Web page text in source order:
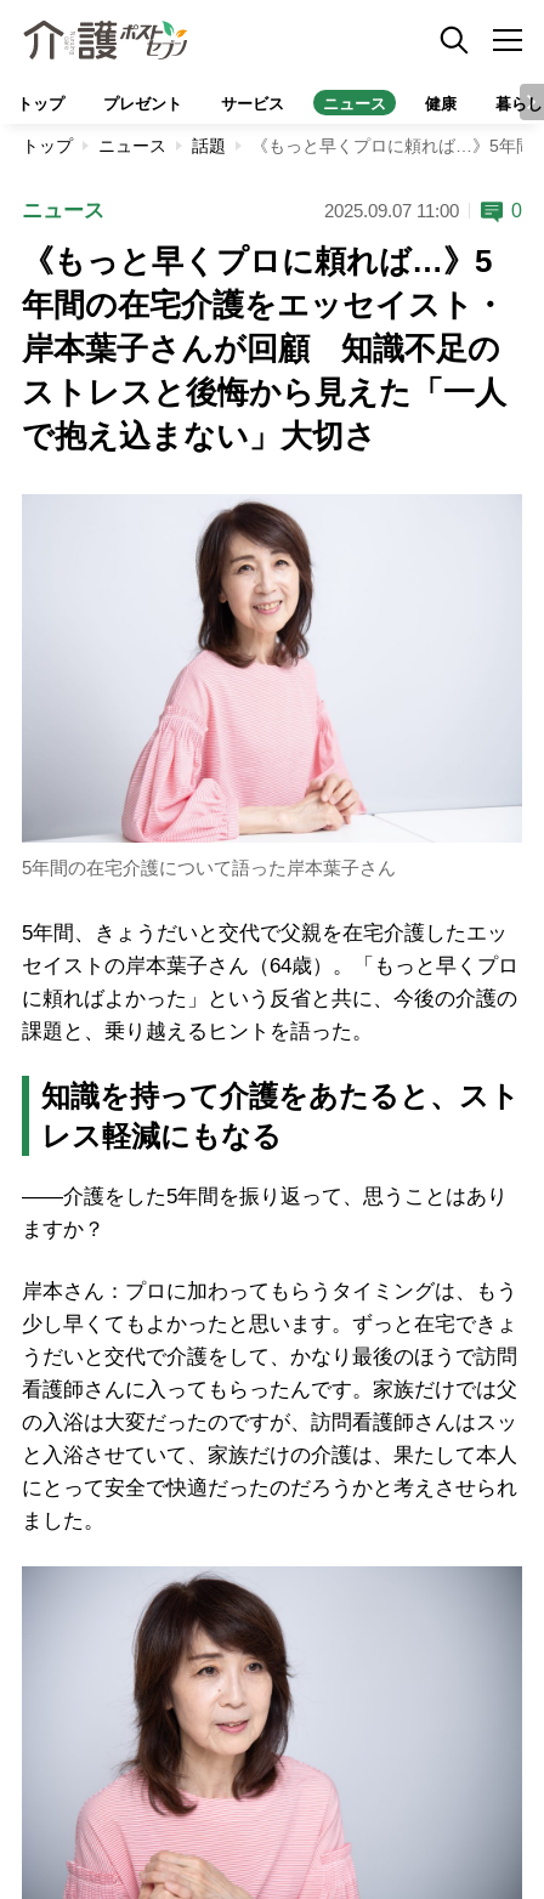
トップ プレゼント サービス ニュース 健康 暮らし
トップ ニュース 話題 《もっと早くプロに頼れば…》5年
ニュース 2025.09.07 11:00 0
《もっと早くプロに頼れば…》5
年間の在宅介護をエッセイスト・
岸本葉子さんが回顧 知識不足の
ストレスと後悔から見えた「一人
で抱え込まない」大切さ
5年間の在宅介護について語った岸本葉子さん
5年間、きょうだいと交代で父親を在宅介護したエッ
セイストの岸本葉子さん（64歳）。「もっと早くプロ
に頼ればよかった」という反省と共に、今後の介護の
課題と、乗り越えるヒントを語った。
知識を持って介護をあたると、スト
レス軽減にもなる
――介護をした5年間を振り返って、思うことはあり
ますか？
岸本さん：プロに加わってもらうタイミングは、もう
少し早くてもよかったと思います。ずっと在宅できょ
うだいと交代で介護をして、かなり最後のほうで訪問
看護師さんに入ってもらったんです。家族だけでは父
の入浴は大変だったのですが、訪問看護師さんはスッ
と入浴させていて、家族だけの介護は、果たして本人
にとって安全で快適だったのだろうかと考えさせられ
ました。